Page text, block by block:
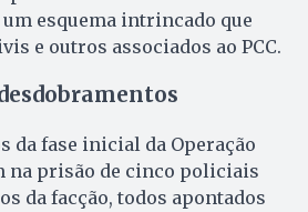
esquema intrincado que
e outros associados ao PCC.
da fase inicial da Operação
na prisão de cinco policiais
da facção, todos apontados